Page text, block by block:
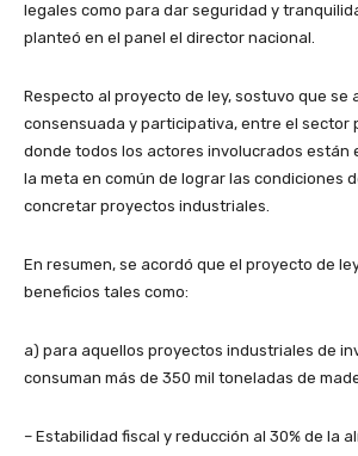
legales como para dar seguridad y
planteó en el panel el director nacional.
Respecto al proyecto de ley, sostuvo que se
consensuada y participativa, entre el sector
donde todos los actores involucrados están
la meta en común de lograr las condiciones
concretar proyectos industriales.
En resumen, se acordó que el proyecto de
beneficios tales como:
a) para aquellos proyectos industriales de
consuman más de 350 mil toneladas de
– Estabilidad fiscal y reducción al 30% de la